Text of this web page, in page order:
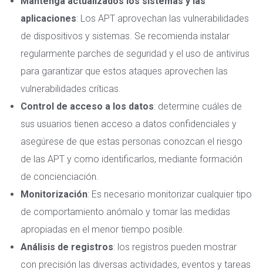
aplicaciones: Los APT aprovechan las vulnerabilidades
de dispositivos y sistemas. Se recomienda instalar
regularmente parches de seguridad y el uso de antivirus
para garantizar que estos ataques aprovechen las
vulnerabilidades críticas.
Control de acceso a los datos: determine cuáles de
sus usuarios tienen acceso a datos confidenciales y
asegúrese de que estas personas conozcan el riesgo
de las APT y como identificarlos, mediante formación
de concienciación.
Monitorización: Es necesario monitorizar cualquier tipo
de comportamiento anómalo y tomar las medidas
apropiadas en el menor tiempo posible.
Análisis de registros: los registros pueden mostrar
con precisión las diversas actividades, eventos y tareas